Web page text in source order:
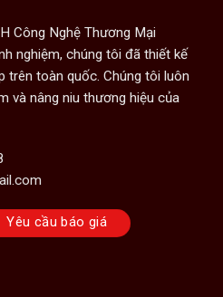
Công Nghệ Thương Mại
nghiệm, chúng tôi đã thiết kế
trên toàn quốc. Chúng tôi luôn
và nâng niu thương hiệu của
Yêu cầu báo giá